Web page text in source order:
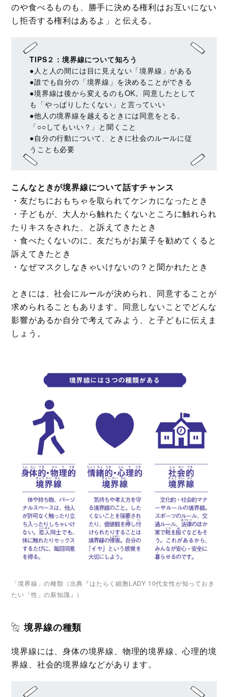
のや食べるものも、勝手に決める権利はお互いにない
し拒否する権利はあるよ」と伝える。
TIPS２：境界線について知ろう
●人と人の間には目に見えない「境界線」がある
●誰でも自分の「境界線」を決めることができる
●境界線は後から変えるのもOK。同意したとして
も「やっぱりしたくない」と言っていい
●他人の境界線を越えるときには同意をとる。
「○○してもいい？」と聞くこと
●自分の行動について、ときに社会のルールに従
うことも必要
こんなときが境界線について話すチャンス
・友だちにおもちゃを取られてケンカになったとき
・子どもが、大人から触れたくないところに触れられ
たりキスをされた、と訴えてきたとき
・食べたくないのに、友だちがお菓子を勧めてくると
訴えてきたとき
・なぜマスクしなきゃいけないの？と聞かれたとき
ときには、社会にルールが決められ、同意することが
求められることもあります。同意しないことでどんな
影響があるか自分で考えてみよう、と子どもに伝えま
しょう。
「境界線」の種類（出典『はたらく細胞LADY 10代女性が知っておき
たい「性」の新知識』）
境界線の種類
境界線には、身体の境界線、物理的境界線、心理的境
界線、社会的境界線などがあります。